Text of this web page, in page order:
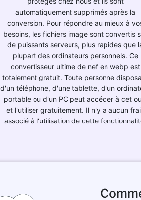
automatiquement supprimés après la
conversion. Pour répondre au mieux à
besoins, les fichiers image sont convertis
de puissants serveurs, plus rapides que
plupart des ordinateurs personnels. Ce
convertisseur ultime de nef en webp est
totalement gratuit. Toute personne
d'un téléphone, d'une tablette, d'un
portable ou d'un PC peut accéder à cet
et l'utiliser gratuitement. Il n'y a aucun
associé à l'utilisation de cette